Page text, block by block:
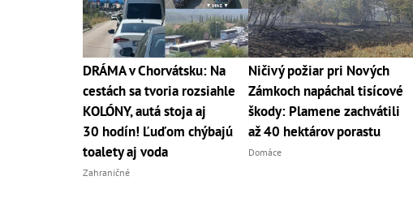
DRÁMA v Chorvátsku: Na
cestách sa tvoria rozsiahle
KOLÓNY, autá stoja aj
30 hodín! Ľuďom chýbajú
toalety aj voda
Zahraničné
Ničivý požiar pri Nových
Zámkoch napáchal tisícové
škody: Plamene zachvátili
až 40 hektárov porastu
Domáce